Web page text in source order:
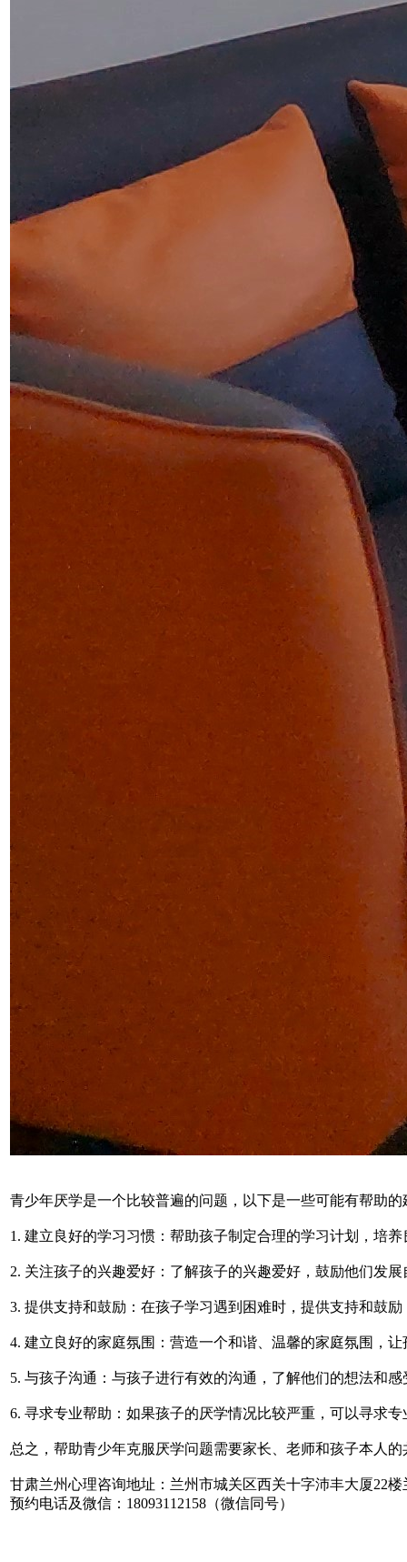
青少年厌学是一个比较普遍的问题，以下是一些可能有帮助的
1. 建立良好的学习习惯：帮助孩子制定合理的学习计划，培
2. 关注孩子的兴趣爱好：了解孩子的兴趣爱好，鼓励他们发
3. 提供支持和鼓励：在孩子学习遇到困难时，提供支持和鼓
4. 建立良好的家庭氛围：营造一个和谐、温馨的家庭氛围，
5. 与孩子沟通：与孩子进行有效的沟通，了解他们的想法和
6. 寻求专业帮助：如果孩子的厌学情况比较严重，可以寻求
总之，帮助青少年克服厌学问题需要家长、老师和孩子本人
甘肃兰州心理咨询地址：兰州市城关区西关十字沛丰大厦22
预约电话及微信：18093112158（微信同号）